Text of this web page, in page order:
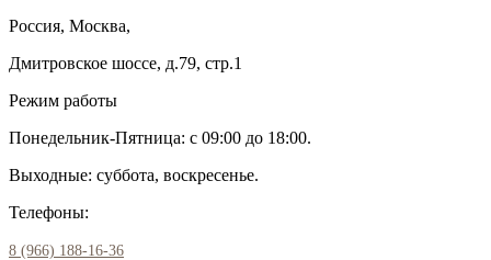
Россия, Москва,
Дмитровское шоссе, д.79, стр.1
Режим работы
Понедельник-Пятница: с 09:00 до 18:00.
Выходные: суббота, воскресенье.
Телефоны:
8 (966) 188-16-36